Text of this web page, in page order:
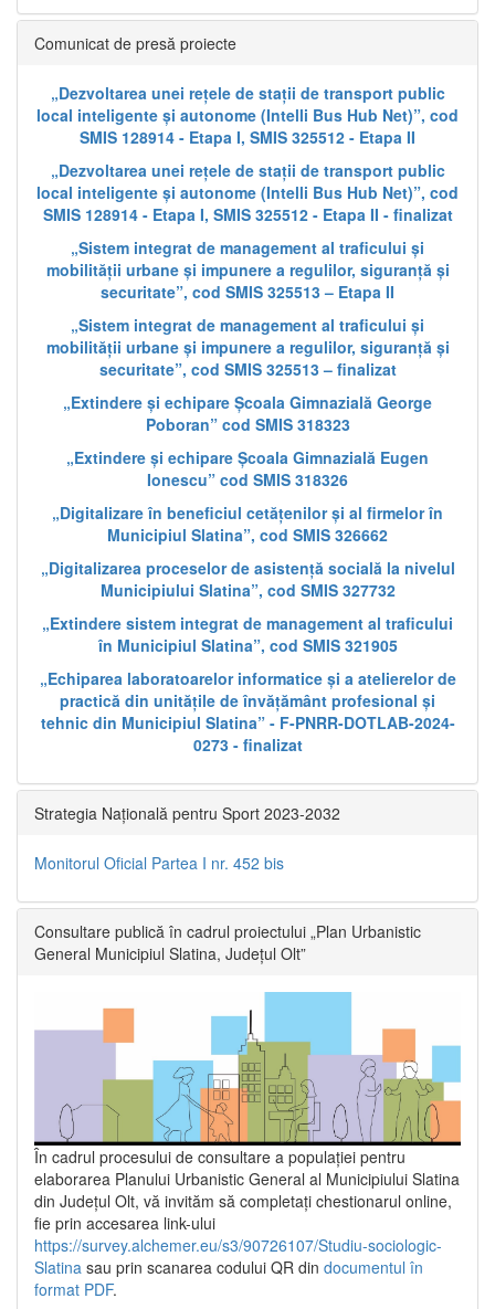
Comunicat de presă proiecte
„Dezvoltarea unei rețele de stații de transport public
local inteligente și autonome (Intelli Bus Hub Net)”, cod
SMIS 128914 - Etapa I, SMIS 325512 - Etapa II
„Dezvoltarea unei rețele de stații de transport public
local inteligente și autonome (Intelli Bus Hub Net)”, cod
SMIS 128914 - Etapa I, SMIS 325512 - Etapa II - finalizat
„Sistem integrat de management al traficului și
mobilității urbane și impunere a regulilor, siguranță și
securitate”, cod SMIS 325513 – Etapa II
„Sistem integrat de management al traficului și
mobilității urbane și impunere a regulilor, siguranță și
securitate”, cod SMIS 325513 – finalizat
„Extindere și echipare Școala Gimnazială George
Poboran” cod SMIS 318323
„Extindere și echipare Școala Gimnazială Eugen
Ionescu” cod SMIS 318326
„Digitalizare în beneficiul cetățenilor și al firmelor în
Municipiul Slatina”, cod SMIS 326662
„Digitalizarea proceselor de asistență socială la nivelul
Municipiului Slatina”, cod SMIS 327732
„Extindere sistem integrat de management al traficului
în Municipiul Slatina”, cod SMIS 321905
„Echiparea laboratoarelor informatice și a atelierelor de
practică din unitățile de învățământ profesional și
tehnic din Municipiul Slatina” - F-PNRR-DOTLAB-2024-
0273 - finalizat
Strategia Națională pentru Sport 2023-2032
Monitorul Oficial Partea I nr. 452 bis
Consultare publică în cadrul proiectului „Plan Urbanistic
General Municipiul Slatina, Județul Olt”
În cadrul procesului de consultare a populaţiei pentru
elaborarea Planului Urbanistic General al Municipiului Slatina
din Județul Olt, vă invităm să completați chestionarul online,
fie prin accesarea link-ului
https://survey.alchemer.eu/s3/90726107/Studiu-sociologic-
Slatina sau prin scanarea codului QR din documentul în
format PDF.